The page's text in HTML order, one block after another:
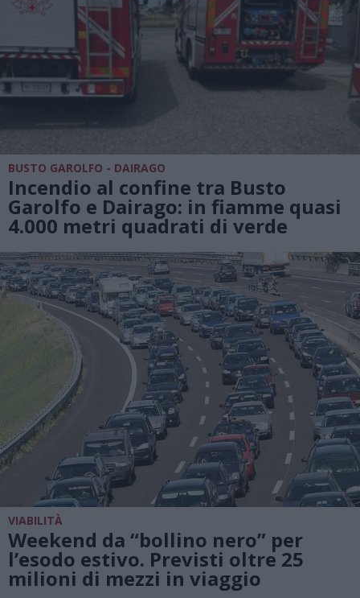
BUSTO GAROLFO - DAIRAGO
Incendio al confine tra Busto
Garolfo e Dairago: in fiamme quasi
4.000 metri quadrati di verde
VIABILITÀ
Weekend da “bollino nero” per
l’esodo estivo. Previsti oltre 25
milioni di mezzi in viaggio